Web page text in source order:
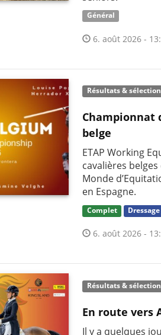
Général
6. août 2026 -
Résultats &
Championnat
belge
ETAP Working
cavalières
Monde
en Espagne.
Complet Dressage
6. août 2026 -
Résultats &
En route vers
Il y a quelques